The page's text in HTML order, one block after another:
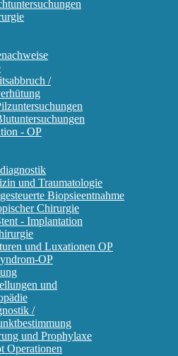
/
- OP
und Traumatologie
Biopsieentnahme
Chirurgie
- Implantation
und Luxationen OP
OP
und
/
und Prophylaxe
Operationen